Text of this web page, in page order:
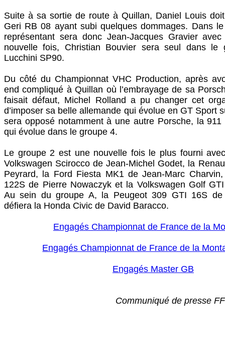
Suite à sa sortie de route à Quillan, Daniel Louis
Geri RB 08 ayant subi quelques dommages. Dans
représentant sera donc Jean-Jacques Gravier
nouvelle fois, Christian Bouvier sera seul dans le
Lucchini SP90.
Du côté du Championnat VHC Production, après
end compliqué à Quillan où l’embrayage de sa
faisait défaut, Michel Rolland a pu changer cet
d’imposer sa belle allemande qui évolue en GT Sport
sera opposé notamment à une autre Porsche, la 911
qui évolue dans le groupe 4.
Le groupe 2 est une nouvelle fois le plus fourni
Volkswagen Scirocco de Jean-Michel Godet, la
Peyrard, la Ford Fiesta MK1 de Jean-Marc
122S de Pierre Nowaczyk et la Volkswagen Golf
Au sein du groupe A, la Peugeot 309 GTI 16S de
défiera la Honda Civic de David Baracco.
Engagés Championnat de France de la
Engagés Championnat de France de la
Engagés Master GB
Communiqué de presse